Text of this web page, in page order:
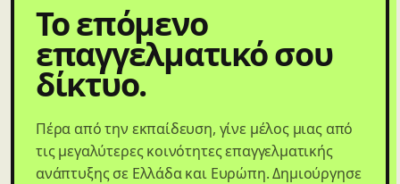
Το επόμενο
επαγγελματικό σου
δίκτυο.
Πέρα από την εκπαίδευση, γίνε μέλος μιας από
τις μεγαλύτερες κοινότητες επαγγελματικής
ανάπτυξης σε Ελλάδα και Ευρώπη. Δημιούργησε